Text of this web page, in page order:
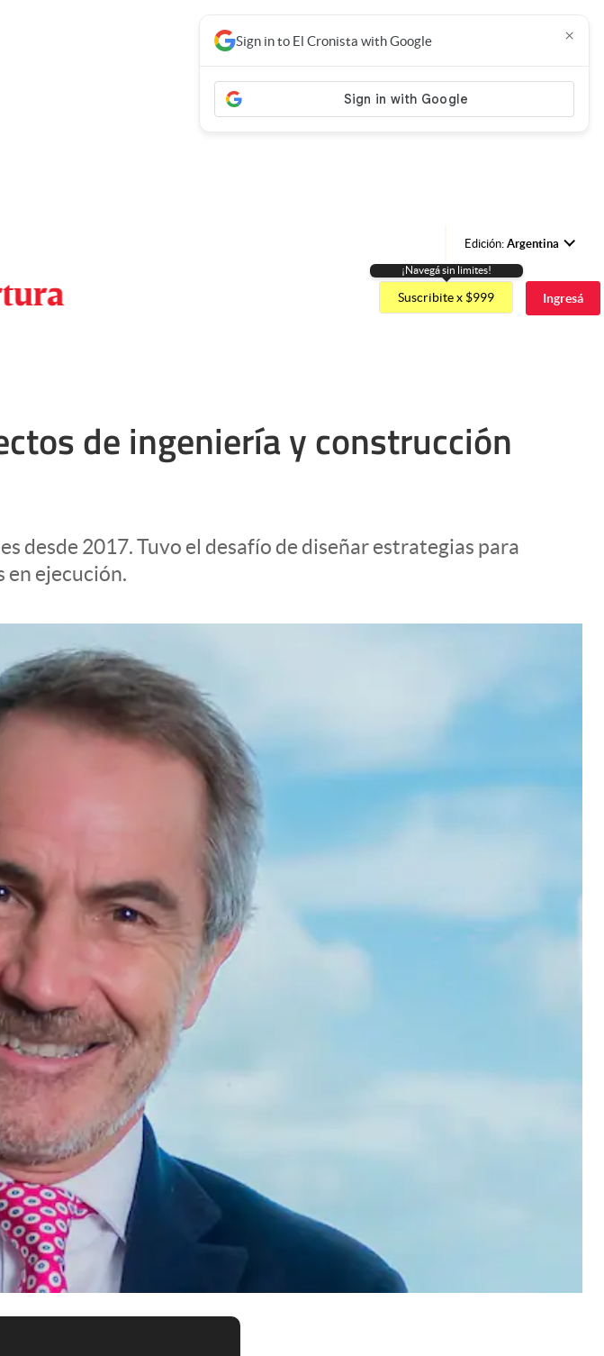
Edición: Argentina
Argentina
España
¡Navegá sin limites!
Suscribite x $999 Ingresá
Sign in to El Cronista with Google ×
de ingeniería y construcción
desde 2017. Tuvo el desafío de diseñar estrategias para
en ejecución.